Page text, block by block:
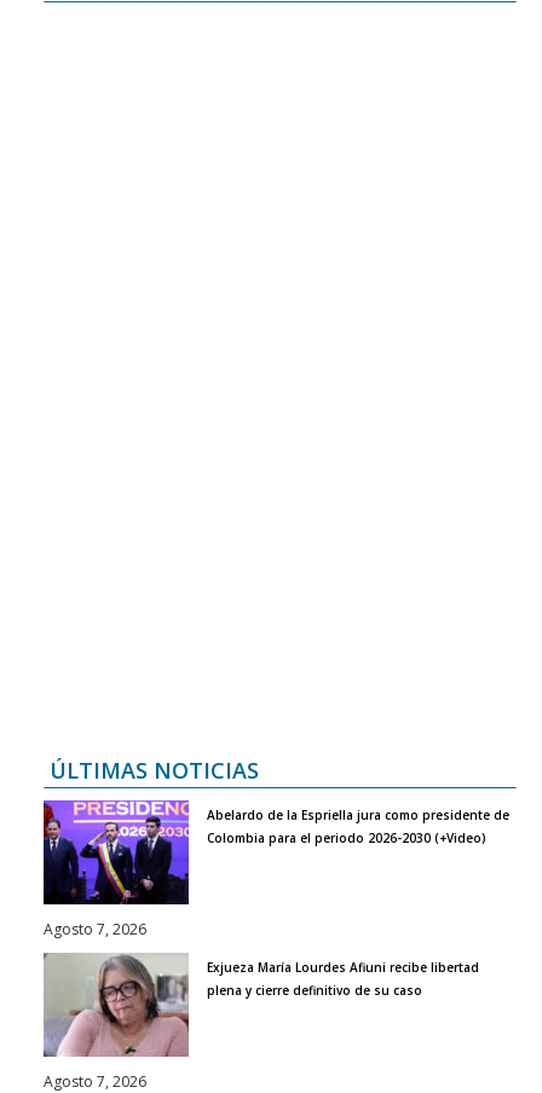
ÚLTIMAS NOTICIAS
Abelardo de la Espriella jura como presidente de
Colombia para el periodo 2026-2030 (+Video)
Agosto 7, 2026
Exjueza María Lourdes Afiuni recibe libertad
plena y cierre definitivo de su caso
Agosto 7, 2026